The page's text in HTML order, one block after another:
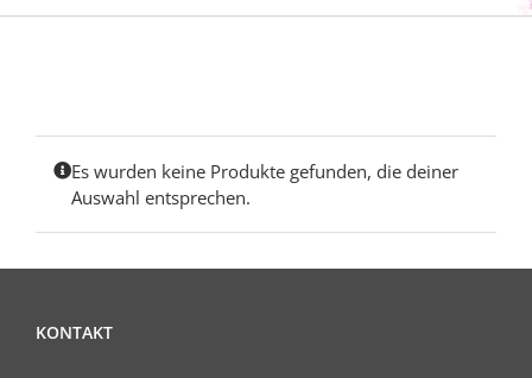
Es wurden keine Produkte gefunden, die deiner
Auswahl entsprechen.
KONTAKT